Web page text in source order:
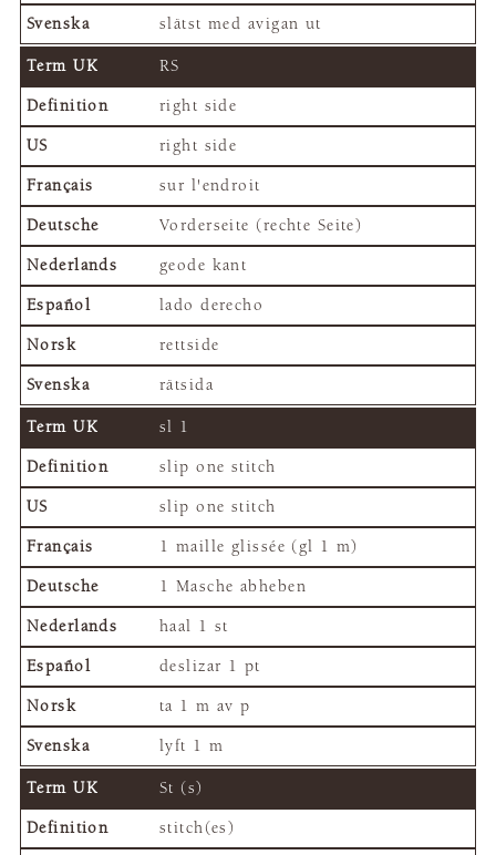
slätst med avigan ut
RS
right side
right side
sur l'endroit
Vorderseite (rechte Seite)
geode kant
lado derecho
rettside
rätsida
sl 1
slip one stitch
slip one stitch
1 maille glissée (gl 1 m)
1 Masche abheben
haal 1 st
deslizar 1 pt
ta 1 m av p
lyft 1 m
St (s)
stitch(es)